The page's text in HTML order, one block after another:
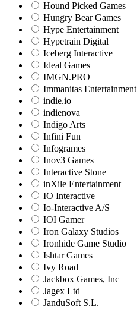
Hound Picked Games
Hungry Bear Games
Hype Entertainment
Hypetrain Digital
Iceberg Interactive
Ideal Games
IMGN.PRO
Immanitas Entertainment
indie.io
indienova
Indigo Arts
Infini Fun
Infogrames
Inov3 Games
Interactive Stone
inXile Entertainment
IO Interactive
Io-Interactive A/S
IOI Gamer
Iron Galaxy Studios
Ironhide Game Studio
Ishtar Games
Ivy Road
Jackbox Games, Inc
Jagex Ltd
JanduSoft S.L.